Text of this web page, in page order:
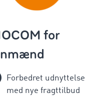
for
Forbedret udnyttelse
med nye fragttilbud